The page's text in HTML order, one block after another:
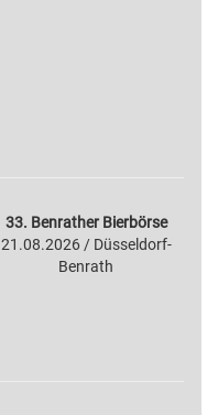
33. Benrather Bierbörse
21.08.2026 / Düsseldorf-
Benrath